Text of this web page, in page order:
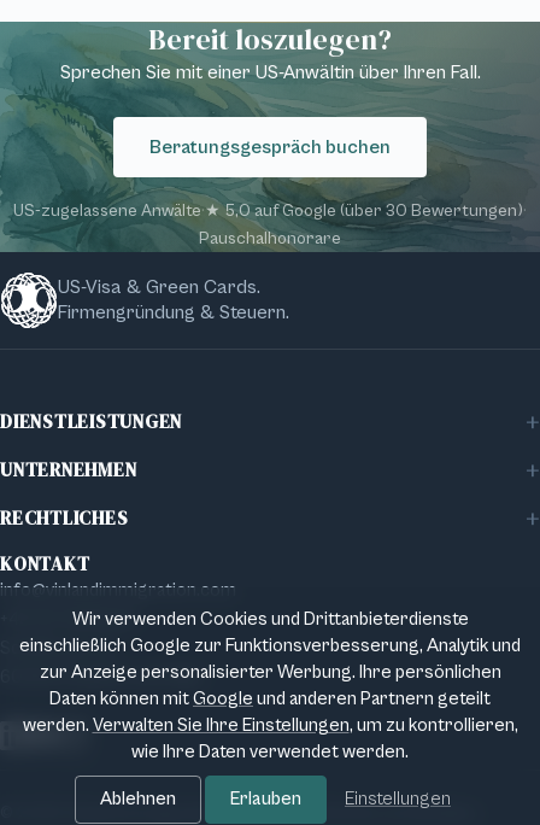
Bereit loszulegen?
Sprechen Sie mit einer US-Anwältin über Ihren Fall.
Beratungsgespräch buchen
US-zugelassene Anwälte·★ 5,0 auf Google (über 30 Bewertungen)·
Pauschalhonorare
US-Visa & Green Cards.
Firmengründung & Steuern.
DIENSTLEISTUNGEN
Firmenvisa
Investorenvisa
Steuer & Wirtschaftsrecht
UNTERNEHMEN
Artikel
Kontakt
RECHTLICHES
Impressum
KONTAKT
info@vinlandimmigration.com
+49 151 51916144
Schifferstr. 13
60594 Frankfurt am Main
Instagram
© 2026 Vinland Immigration GmbH. Alle Rechte vorbehalten.
Wir verwenden Cookies und Drittanbieterdienste
einschließlich Google zur Funktionsverbesserung, Analytik und
zur Anzeige personalisierter Werbung. Ihre persönlichen
Daten können mitGoogle und anderen Partnern geteilt
werden. Verwalten Sie Ihre Einstellungen, um zu kontrollieren,
wie Ihre Daten verwendet werden.
Ablehnen Erlauben Einstellungen